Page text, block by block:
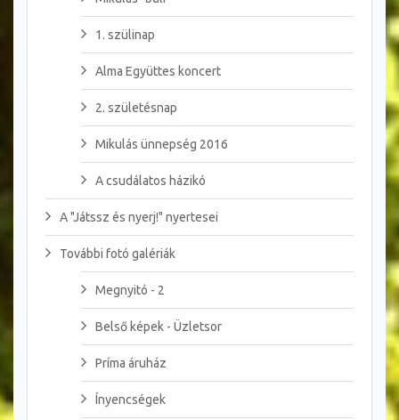
1. szülinap
Alma Együttes koncert
2. születésnap
Mikulás ünnepség 2016
A csudálatos házikó
A "Játssz és nyerj!" nyertesei
További fotó galériák
Megnyitó - 2
Belső képek - Üzletsor
Príma áruház
Ínyencségek